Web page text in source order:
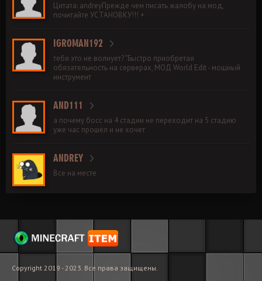
Цитата: andreyПрежде чем писать жалобу на мод,
почитайте УСТАНОВКУ!!! +
IGROMAN192
тебя это не волнует? "Быстро приобретая
обязательность на серверах, МОД World Edit - мощный
инструмент
AND111
а почему босс на 4 стадии не переходит на 5 стадию
уже час прошёл и не хочет
ANDREY
Все на месте
Copyright 2019 - 2023. Все права защищены.